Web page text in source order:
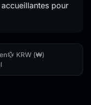
pour
💱 KRW (₩)